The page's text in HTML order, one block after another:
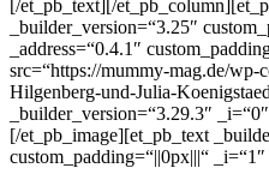
[/et_pb_text][/
_builder_version=“3.25″
_address=“0.4.1″
src=“https://mummy-mag.de/wp-
Hilgenberg-und-Julia-
_builder_version=“3.29.3″
[/et_pb_image][et_pb_text
custom_padding=“||0px|||“